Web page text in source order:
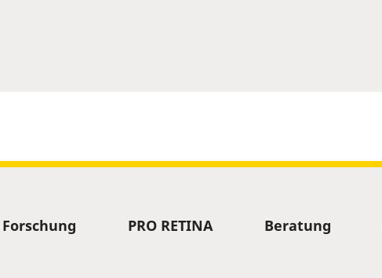
Forschung PRO RETINA Beratung